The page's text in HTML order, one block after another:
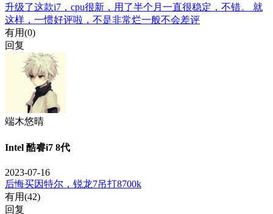
升级了这款i7，cpu很新，用了半个月一直很稳定，不错。 就
这样，一惯好评啦，不是非常烂一般不会差评
有用(0)
回复
端木悠晴
Intel 酷睿i7 8代
2023-07-16
后悔买因特尔，锐龙7吊打8700k
有用(42)
回复